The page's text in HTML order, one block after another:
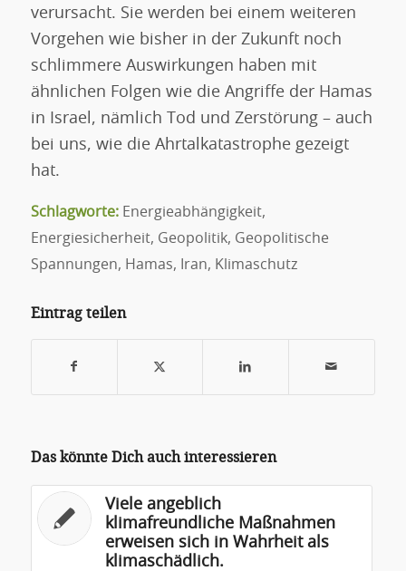
verursacht. Sie werden bei einem weiteren
Vorgehen wie bisher in der Zukunft noch
schlimmere Auswirkungen haben mit
ähnlichen Folgen wie die Angriffe der Hamas
in Israel, nämlich Tod und Zerstörung – auch
bei uns, wie die Ahrtalkatastrophe gezeigt
hat.
Schlagworte: Energieabhängigkeit,
Energiesicherheit, Geopolitik, Geopolitische
Spannungen, Hamas, Iran, Klimaschutz
Eintrag teilen
Das könnte Dich auch interessieren
Viele angeblich
klimafreundliche Maßnahmen
erweisen sich in Wahrheit als
klimaschädlich.